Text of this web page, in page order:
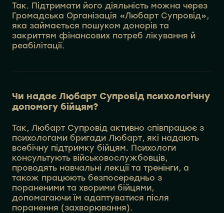
Так. Підтримати його діяльність можна через
Громадська Організація «Любарт Супровід»,
яка займається пошуком донорів та
закриттям фінансових потреб лікування й
реабілітації.
Чи надає Любарт Супровід психологічну
допомогу бійцям?
Так, Любарт Супровід активно співпрацює з
психологами бригади Любарт, які надають
всебічну підтримку бійцям. Психологи
консультують військовослужбовців,
проводять навчальні лекції та тренінги, а
також працюють безпосередньо з
пораненими та хворими бійцями,
допомагаючи їм адаптуватися після
поранення (захворювання).